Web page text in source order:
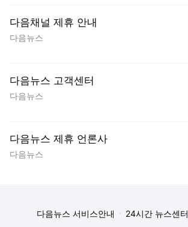
다음채널 제휴 안내
다음뉴스
다음뉴스 고객센터
다음뉴스
다음뉴스 제휴 언론사
다음뉴스
다음뉴스 서비스안내 24시간 뉴스센터